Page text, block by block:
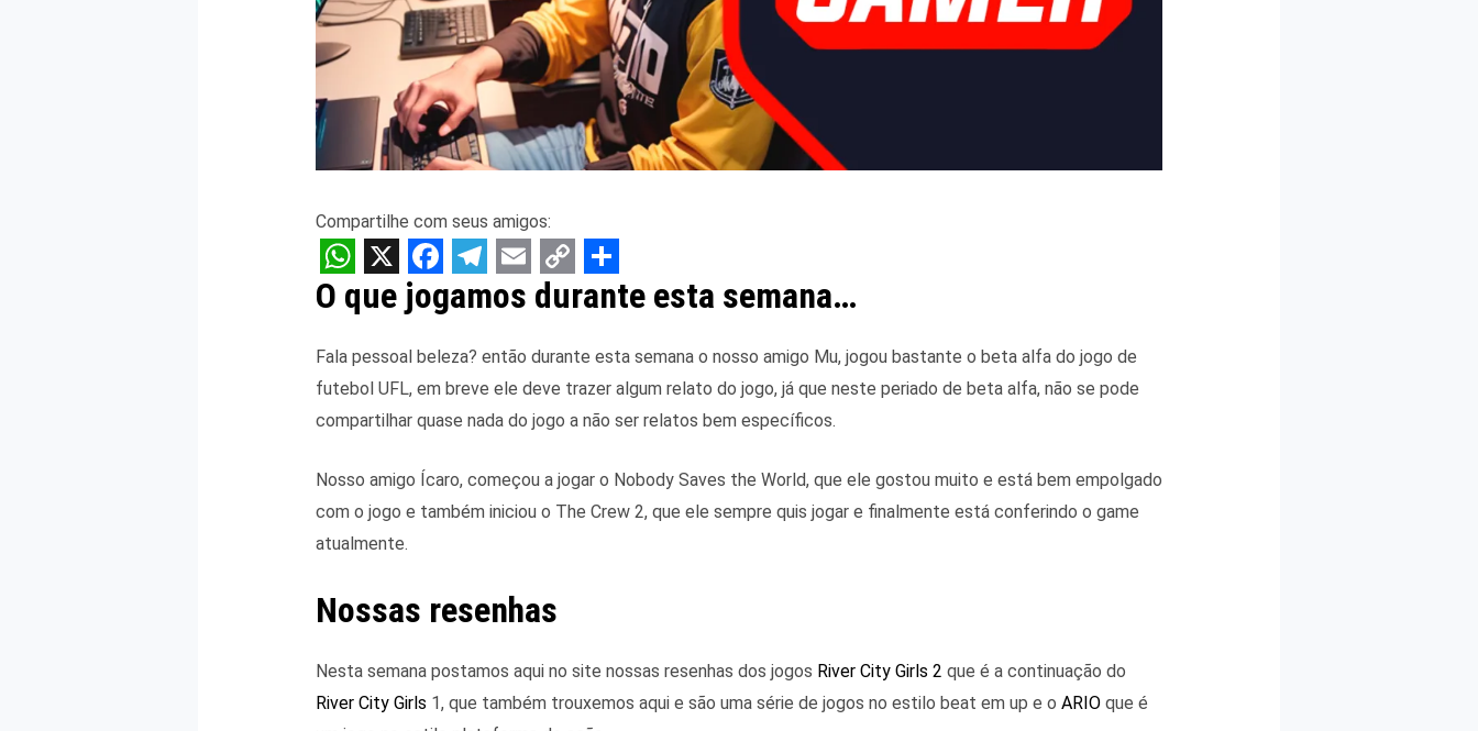
Compartilhe com seus amigos:
W
a
t
s
A
p
p
X F
a
c
e
b
o
o
T
l
e
g
r
a
E
a
i
l
C
p
y
L
i
n
S
a
r
e
O que jogamos durante esta semana…
Fala pessoal beleza? então durante esta semana o nosso amigo Mu, jogou bastante o beta alfa do jogo de
futebol UFL, em breve ele deve trazer algum relato do jogo, já que neste periado de beta alfa, não se pode
compartilhar quase nada do jogo a não ser relatos bem específicos.
Nosso amigo Ícaro, começou a jogar o Nobody Saves the World, que ele gostou muito e está bem empolgado
com o jogo e também iniciou o The Crew 2, que ele sempre quis jogar e finalmente está conferindo o game
atualmente.
Nossas resenhas
Nesta semana postamos aqui no site nossas resenhas dos jogos River City Girls 2 que é a continuação do
River City Girls 1, que também trouxemos aqui e são uma série de jogos no estilo beat em up e o ARIOque é